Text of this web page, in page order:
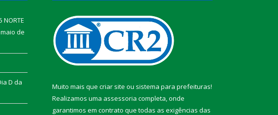
NORTE
de
D da
Muito mais que criar site ou sistema para prefeituras!
Realizamos uma assessoria completa, onde
garantimos em contrato que todas as exigências das